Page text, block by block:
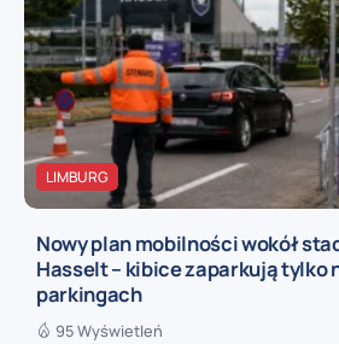
LIMBURG
Nowy plan mobilności wokół
Hasselt – kibice zaparkują tylko
parkingach
95 Wyświetleń